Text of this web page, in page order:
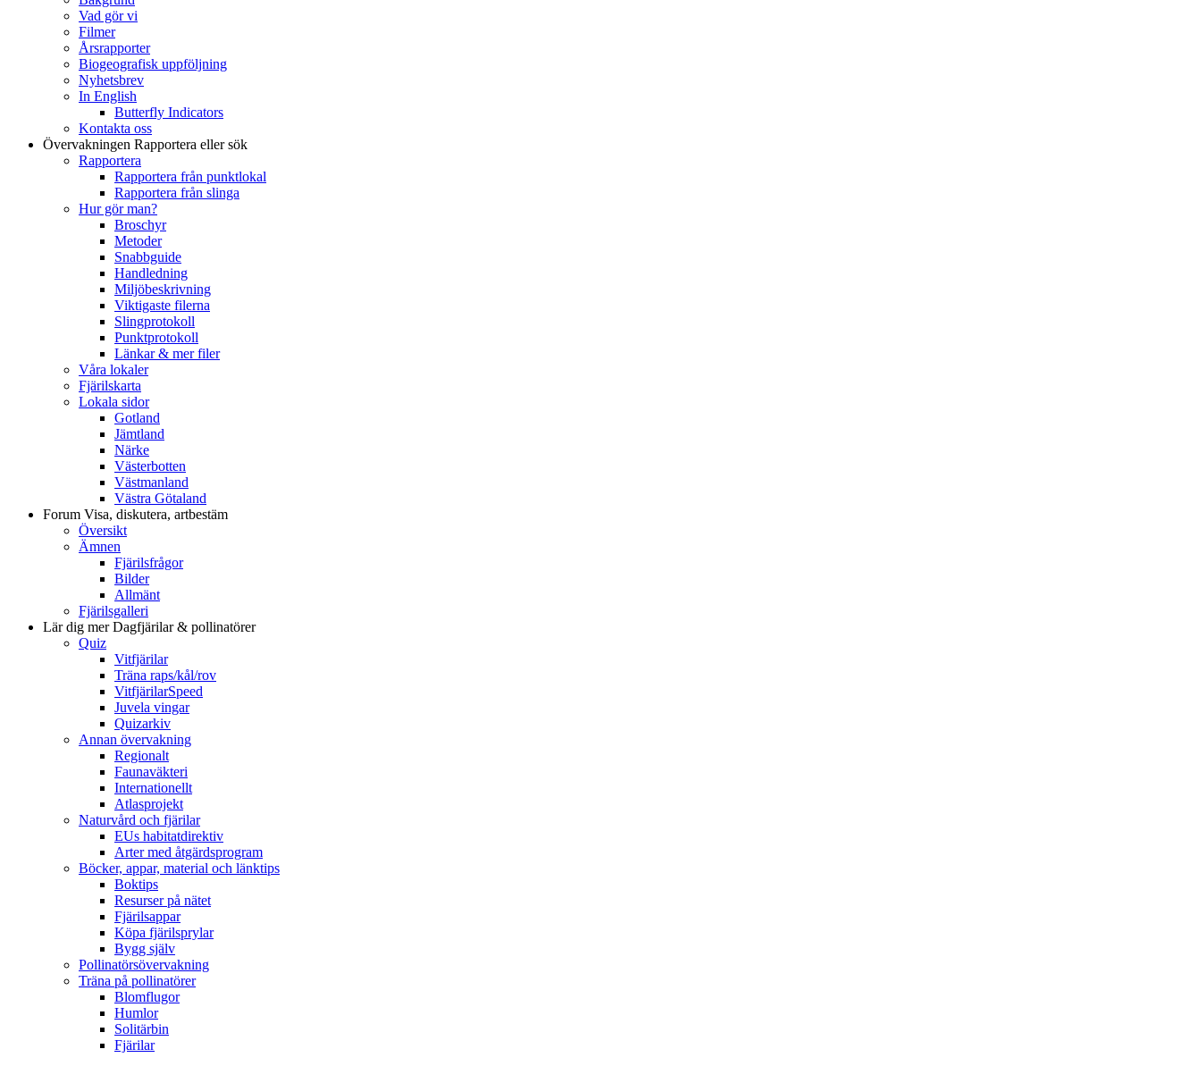
Vad gör vi
Filmer
Årsrapporter
Biogeografisk uppföljning
Nyhetsbrev
In English
Butterfly Indicators
Kontakta oss
Övervakningen Rapportera eller sök
Rapportera
Rapportera från punktlokal
Rapportera från slinga
Hur gör man?
Broschyr
Metoder
Snabbguide
Handledning
Miljöbeskrivning
Viktigaste filerna
Slingprotokoll
Punktprotokoll
Länkar & mer filer
Våra lokaler
Fjärilskarta
Lokala sidor
Gotland
Jämtland
Närke
Västerbotten
Västmanland
Västra Götaland
Forum Visa, diskutera, artbestäm
Översikt
Ämnen
Fjärilsfrågor
Bilder
Allmänt
Fjärilsgalleri
Lär dig merDagfjärilar & pollinatörer
Quiz
Vitfjärilar
Träna raps/kål/rov
VitfjärilarSpeed
Juvela vingar
Quizarkiv
Annan övervakning
Regionalt
Faunaväkteri
Internationellt
Atlasprojekt
Naturvård och fjärilar
EUs habitatdirektiv
Arter med åtgärdsprogram
Böcker, appar, material och länktips
Boktips
Resurser på nätet
Fjärilsappar
Köpa fjärilsprylar
Bygg själv
Pollinatörsövervakning
Träna på pollinatörer
Blomflugor
Humlor
Solitärbin
Fjärilar